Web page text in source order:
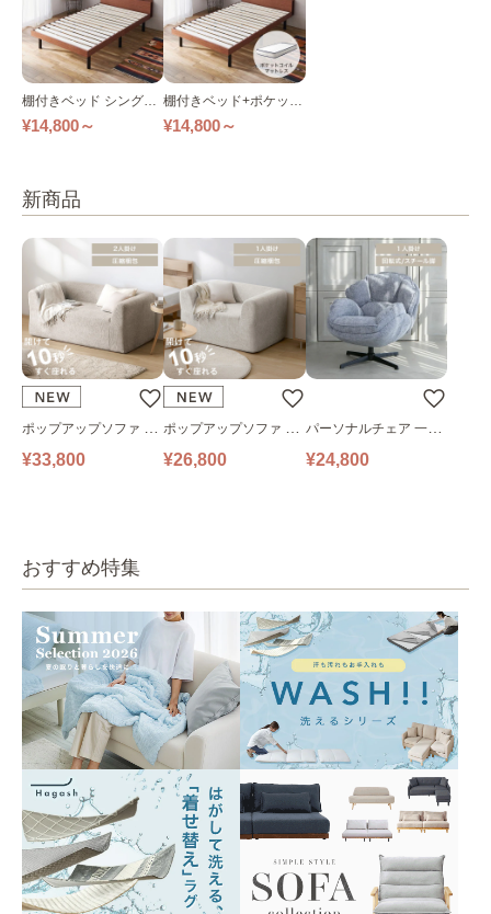
棚付きベッド シングル
セミダブル ダブル TKS
¥14,800～
棚付きベッド+ポケット
コイルマットレス シン
¥14,800～
新商品
ポップアップソファ ソ
ファ フロアソファ 幅14
¥33,800
ポップアップソファ ソ
ファ フロアソファ 幅10
¥26,800
パーソナルチェア 一人
掛けソファ O’HANA ソ
¥24,800
おすすめ特集